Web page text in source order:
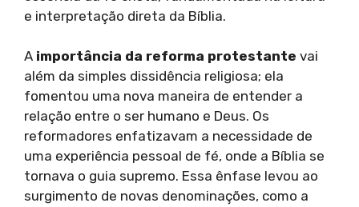
e interpretação direta da Bíblia.
A importância da reforma protestante vai
além da simples dissidência religiosa; ela
fomentou uma nova maneira de entender a
relação entre o ser humano e Deus. Os
reformadores enfatizavam a necessidade de
uma experiência pessoal de fé, onde a Bíblia se
tornava o guia supremo. Essa ênfase levou ao
surgimento de novas denominações, como a